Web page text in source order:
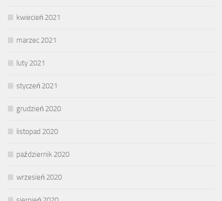
kwiecień 2021
marzec 2021
luty 2021
styczeń 2021
grudzień 2020
listopad 2020
październik 2020
wrzesień 2020